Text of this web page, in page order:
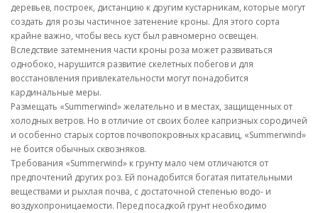
деревьев, построек, дистанцию к другим кустарникам, которые могут
создать для розы частичное затенение кроны. Для этого сорта
крайне важно, чтобы весь куст был равномерно освещен.
Вследствие затемнения части кроны роза может развиваться
однобоко, нарушится развитие скелетных побегов и для
восстановления привлекательности могут понадобится
кардинальные меры.
Размещать «Summerwind» желательно и в местах, защищенных от
холодных ветров. Но в отличие от своих более капризных сородичей
и особенно старых сортов почвопокровных красавиц, «Summerwind»
не боится обычных сквозняков.
Требования «Summerwind» к грунту мало чем отличаются от
предпочтений других роз. Ей понадобится богатая питательными
веществами и рыхлая почва, с достаточной степенью водо- и
воздухопроницаемости. Перед посадкой грунт необходимо